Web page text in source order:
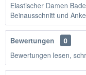
Elastischer Damen
Beinausschnitt und
Bewertungen
0
Bewertungen lesen,